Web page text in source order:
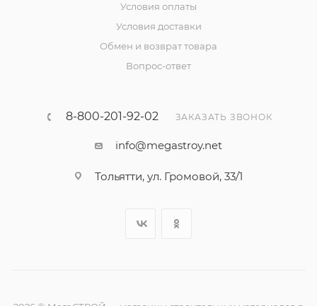
Условия оплаты
Условия доставки
Обмен и возврат товара
Вопрос-ответ
8-800-201-92-02 ЗАКАЗАТЬ ЗВОНОК
info@megastroy.net
Тольятти, ул. Громовой, 33/1